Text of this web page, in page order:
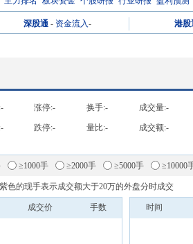
深股通 - 资金流入- 港股
- 涨停:- 换手:- 成交量:-
- 跌停:- 量比:- 成交额:-
≥1000手 ≥2000手 ≥5000手 ≥10000
紫色的现手表示成交额大于20万的外盘分时成交
成交价 手数 时间